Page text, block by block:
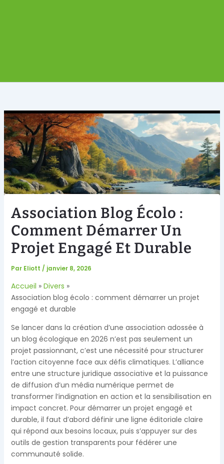
Association Blog Écolo :
Comment Démarrer Un
Projet Engagé Et Durable
Par Eliott / janvier 8, 2026
Accueil
Divers
Association blog écolo : comment démarrer un projet
engagé et durable
Se lancer dans la création d’une association adossée à
un blog écologique en 2026 n’est pas seulement un
projet passionnant, c’est une nécessité pour structurer
l’action citoyenne face aux défis climatiques. L’alliance
entre une structure juridique associative et la puissance
de diffusion d’un média numérique permet de
transformer l’indignation en action et la sensibilisation en
impact concret. Pour démarrer un projet engagé et
durable, il faut d’abord définir une ligne éditoriale claire
qui répond aux besoins locaux, puis s’appuyer sur des
outils de gestion transparents pour fédérer une
communauté solide.